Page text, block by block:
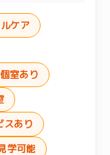
ケア
個室あり
スあり
学可能